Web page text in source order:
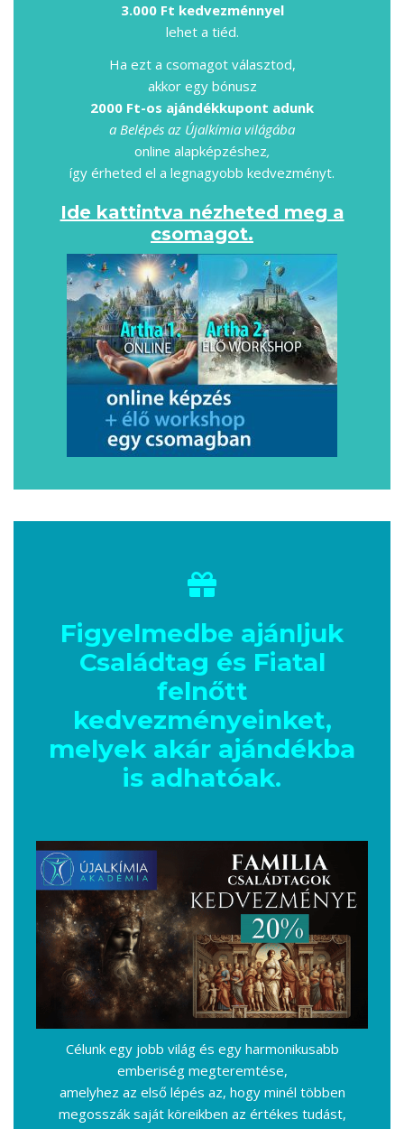
3.000 Ft kedvezménnyel
lehet a tiéd.
Ha ezt a csomagot választod,
akkor egy bónusz
2000 Ft-os ajándékkupont adunk
a Belépés az Újalkímia világába
online alapképzéshez,
így érheted el a legnagyobb kedvezményt.
Ide kattintva nézheted meg a
csomagot.
Figyelmedbe ajánljuk
Családtag és Fiatal
felnőtt
kedvezményeinket,
melyek akár ajándékba
is adhatóak.
Célunk egy jobb világ és egy harmonikusabb
emberiség megteremtése,
amelyhez az első lépés az, hogy minél többen
megosszák saját köreikben az értékes tudást,